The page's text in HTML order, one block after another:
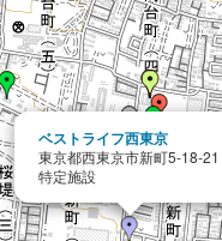
ベストライフ西東京
東京都西東京市新町5-18-21
特定施設